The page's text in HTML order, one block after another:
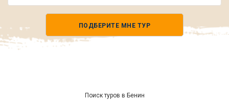
ПОДБЕРИТЕ МНЕ ТУР
Поиск туров в Бенин